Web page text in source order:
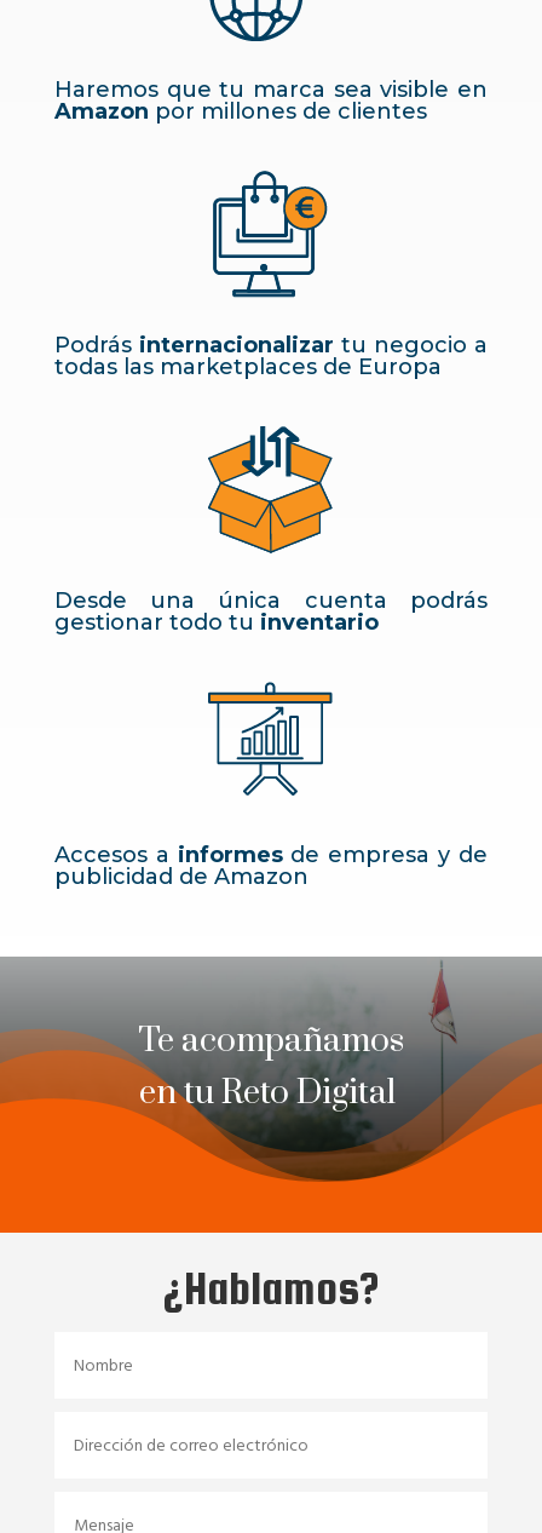
Haremos que tu marca sea visible en
Amazon por millones de clientes
Podrásinternacionalizar tu negocio a
todas las marketplaces de Europa
Desde una única cuenta podrás
gestionar todo tu inventario
Accesos a informesde empresa y de
publicidad de Amazon
Te acompañamos
en tu Reto Digital
¿Hablamos?